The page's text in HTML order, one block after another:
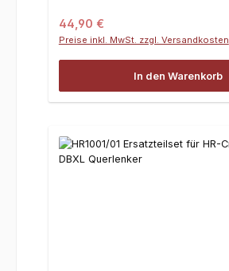
Regulärer Preis:
44,90 €
Preise inkl. MwSt. zzgl. Versandkosten
In den Warenkorb